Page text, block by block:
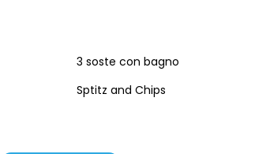
3 soste con bagno
Sptitz and Chips